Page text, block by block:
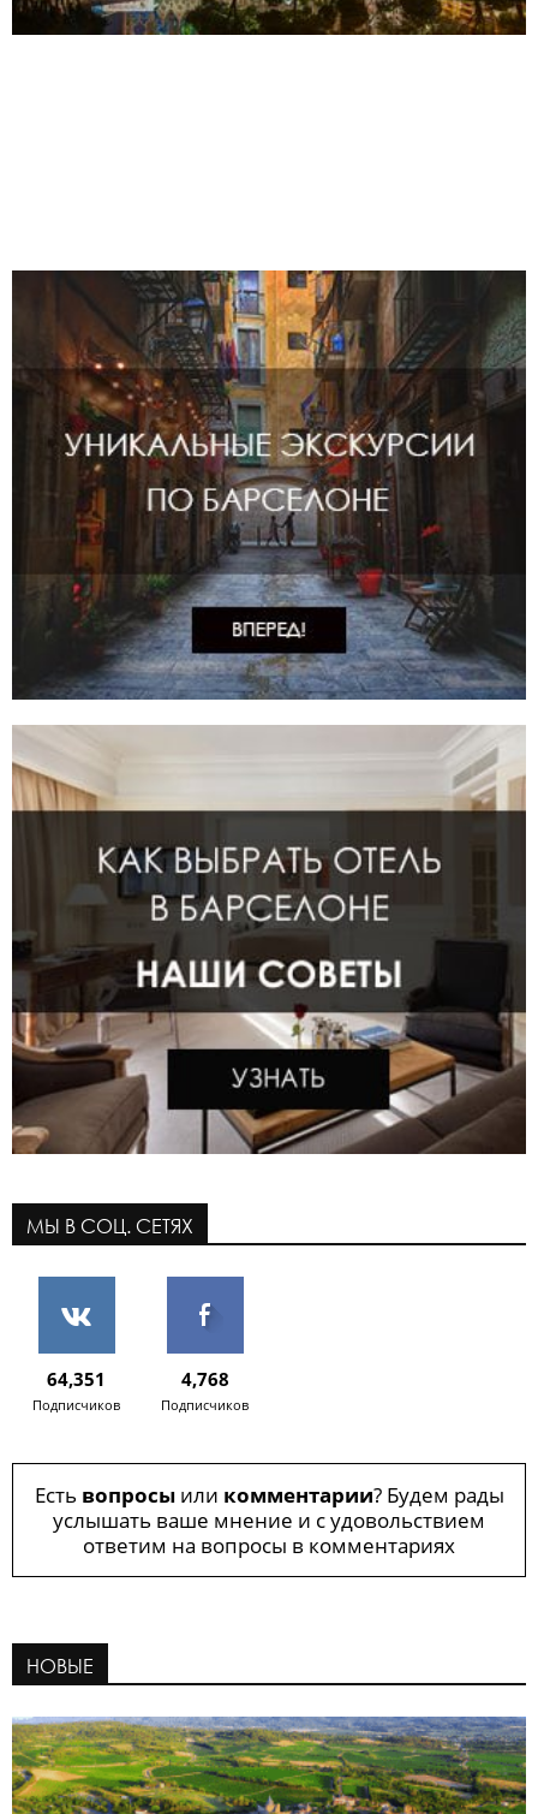
МЫ В СОЦ. СЕТЯХ
64,351
Подписчиков
4,768
Подписчиков
Есть вопросыили комментарии? Будем рады
услышать ваше мнение и с удовольствием
ответим на вопросы в комментариях
НОВЫЕ